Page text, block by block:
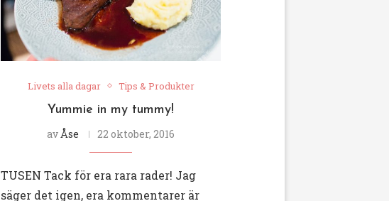
Livets alla dagar Tips & Produkter
Yummie in my tummy!
avÅse 22 oktober, 2016
TUSEN Tack för era rara rader! Jag
säger det igen, era kommentarer är